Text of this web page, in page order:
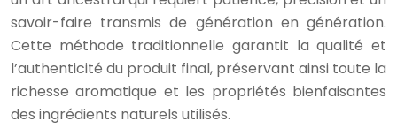
savoir-faire transmis de génération en génération.
Cette méthode traditionnelle garantit la qualité et
l’authenticité du produit final, préservant ainsi toute la
richesse aromatique et les propriétés bienfaisantes
des ingrédients naturels utilisés.